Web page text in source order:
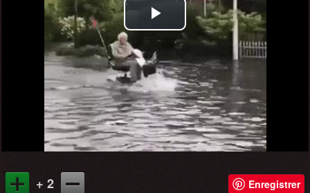
Play
Video
+ 2 Enregistrer